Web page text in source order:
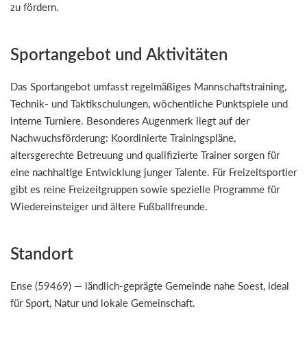
zu fördern.
Sportangebot und Aktivitäten
Das Sportangebot umfasst regelmäßiges Mannschaftstraining,
Technik- und Taktikschulungen, wöchentliche Punktspiele und
interne Turniere. Besonderes Augenmerk liegt auf der
Nachwuchsförderung: Koordinierte Trainingspläne,
altersgerechte Betreuung und qualifizierte Trainer sorgen für
eine nachhaltige Entwicklung junger Talente. Für Freizeitsportler
gibt es reine Freizeitgruppen sowie spezielle Programme für
Wiedereinsteiger und ältere Fußballfreunde.
Standort
Ense (59469) — ländlich-geprägte Gemeinde nahe Soest, ideal
für Sport, Natur und lokale Gemeinschaft.